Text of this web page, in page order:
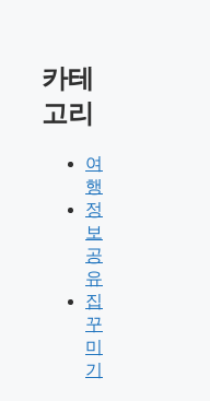
카테
고리
여
행
정
보
공
유
집
꾸
미
기